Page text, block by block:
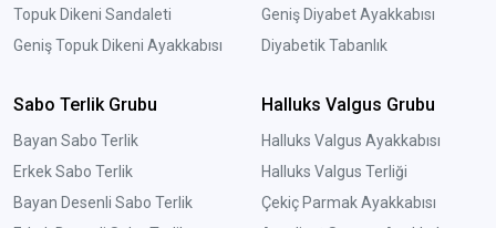
Topuk Dikeni Sandaleti
Geniş Topuk Dikeni Ayakkabısı
Geniş Diyabet Ayakkabısı
Diyabetik Tabanlık
Sabo Terlik Grubu
Bayan Sabo Terlik
Erkek Sabo Terlik
Bayan Desenli Sabo Terlik
Halluks Valgus Grubu
Halluks Valgus Ayakkabısı
Halluks Valgus Terliği
Çekiç Parmak Ayakkabısı